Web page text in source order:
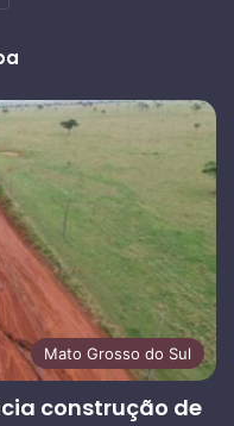
Mato Grosso do Sul
construção de